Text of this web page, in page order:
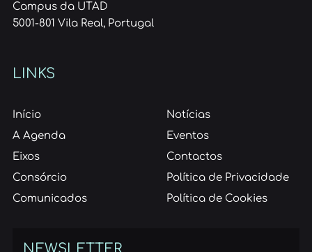
Campus da UTAD
5001-801 Vila Real, Portugal
LINKS
Início
A Agenda
Eixos
Consórcio
Comunicados
Notícias
Eventos
Contactos
Política de Privacidade
Política de Cookies
NEWSLETTER